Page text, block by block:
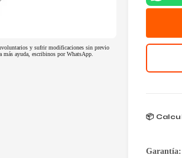
y sufrir modificaciones sin previo
más ayuda, escribinos por WhatsApp.
📦
Garantía: